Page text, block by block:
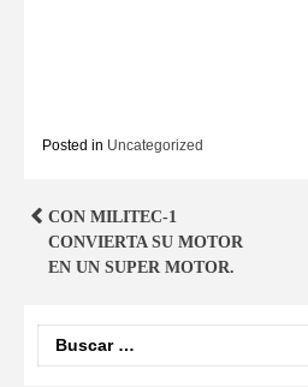
Posted in Uncategorized
CON MILITEC-1
CONVIERTA SU MOTOR
EN UN SUPER MOTOR.